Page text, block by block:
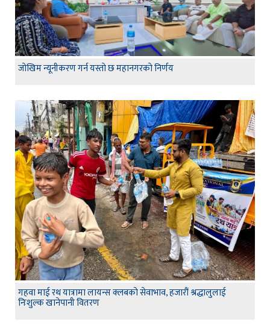
जाेखिम न्यूनीकरण गर्न यस्ताे छ महानगरकाे निर्णय
गहवा माई रथ यात्रामा लायन्स क्लबको सेवाभाव, हजारौं श्रद्धालुलाई
निःशुल्क खानेपानी वितरण